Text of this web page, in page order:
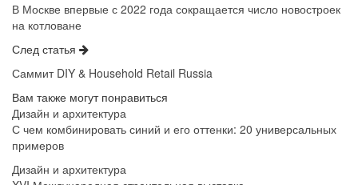
В Москве впервые с 2022 года сокращается число новостроек
на котловане
След статья
Саммит DIY & Household Retail Russia
Вам также могут понравиться
Дизайн и архитектура
С чем комбинировать синий и его оттенки: 20 универсальных
примеров
Дизайн и архитектура